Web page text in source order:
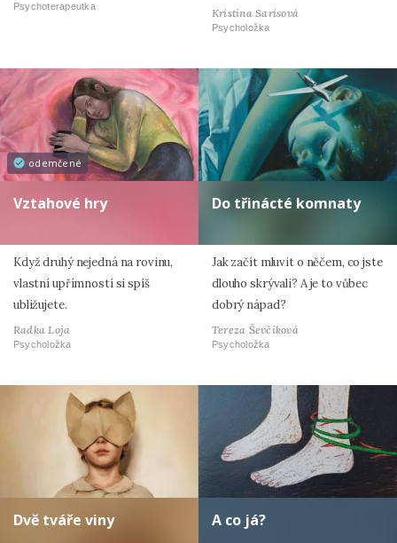
Psychoterapeutka Kristina Sarisová
Psycholožka
odemčené
Vztahové hry
Když druhý nejedná na rovinu,
vlastní upřímností si spíš
ubližujete.
Radka Loja
Psycholožka
Do třinácté komnaty
Jak začít mluvit o něčem, co jste
dlouho skrývali? A je to vůbec
dobrý nápad?
Tereza Ševčíková
Psycholožka
Dvě tváře viny A co já?